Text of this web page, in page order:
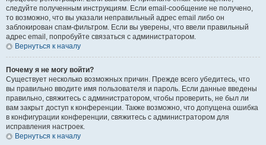
следуйте полученным инструкциям. Если email-сообщение не получено,
то возможно, что вы указали неправильный адрес email либо он
заблокирован спам-фильтром. Если вы уверены, что ввели правильный
адрес email, попробуйте связаться с администратором.
Вернуться к началу
Почему я не могу войти?
Существует несколько возможных причин. Прежде всего убедитесь, что
вы правильно вводите имя пользователя и пароль. Если данные введены
правильно, свяжитесь с администратором, чтобы проверить, не был ли
вам закрыт доступ к конференции. Также возможно, что допущена ошибка
в конфигурации конференции, свяжитесь с администратором для
исправления настроек.
Вернуться к началу